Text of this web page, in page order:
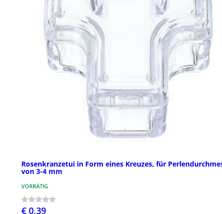
Rosenkranzetui in Form eines Kreuzes, für
von 3-4 mm
VORRÄTIG
€ 0,39